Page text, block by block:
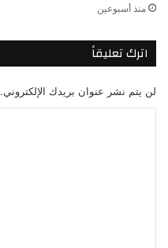
منذ أسبوعين
اترك تعليقاً
لن يتم نشر عنوان بريدك الإلكتروني.